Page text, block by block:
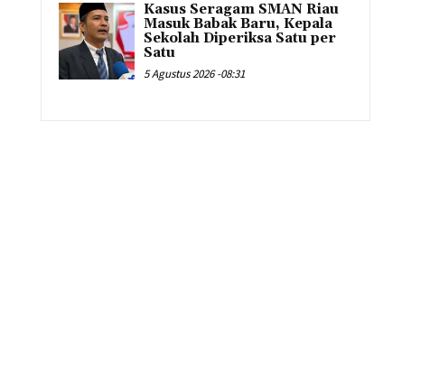
Kasus Seragam SMAN Riau
Masuk Babak Baru, Kepala
Sekolah Diperiksa Satu per
Satu
5 Agustus 2026 -08:31